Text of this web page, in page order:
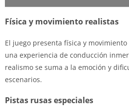
Física y movimiento realistas
El juego presenta física y
una experiencia de conducción
realismo se suma a la emoción y
escenarios.
Pistas rusas especiales